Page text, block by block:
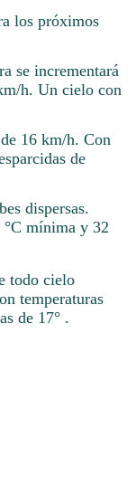
los próximos
se incrementará
h. Un cielo con
16 km/h. Con
de
dispersas.
mínima y 32
todo cielo
temperaturas
de 17° .